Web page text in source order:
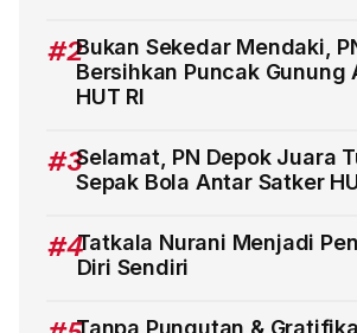
#2Bukan Sekedar Mendaki,
Bersihkan Puncak Gunung
HUT RI
#3Selamat, PN Depok Juara
Sepak Bola Antar Satker
#4Tatkala Nurani Menjadi
Diri Sendiri
Tanpa Pungutan &